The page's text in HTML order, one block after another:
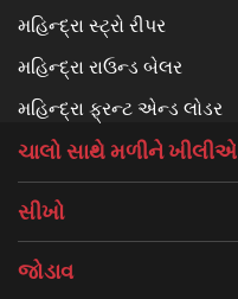
મહિન્દ્રા સ્ટ્રો રીપર
મહિન્દ્રા રાઉન્ડ બેલર
મહિન્દ્રા ફ્રન્ટ એન્ડ લોડર
ચાલો સાથે મળીને ખીલીએ
સીખો
જોડાવ